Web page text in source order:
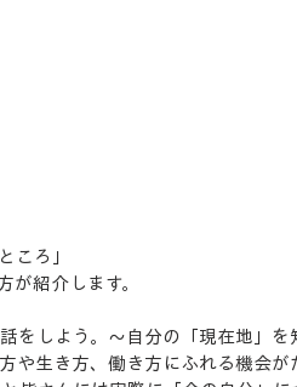
ころ」
が紹介します。
をしよう。〜自分の「現在地」を
や生き方、働き方にふれる機会が